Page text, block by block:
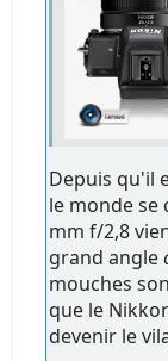
Depuis qu'il
le monde se
mm f/2,8
grand angle
mouches
que le
devenir le